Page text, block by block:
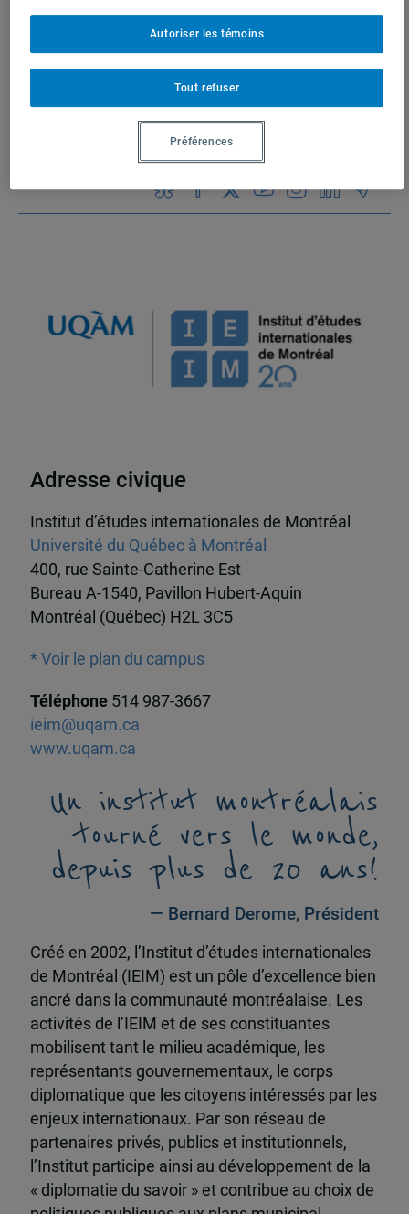
1 résultat
Partenaires
Institut d’études
internationales de Montréal
(IEIM)
Adresse civique
Institut d’études internationales de Montréal
Université du Québec à Montréal
400, rue Sainte-Catherine Est
Bureau A-1540, Pavillon Hubert-Aquin
Montréal (Québec) H2L 3C5
* Voir le plan du campus
Téléphone 514 987-3667
ieim@uqam.ca
www.uqam.ca
Un institut montréalais
tourné vers le monde,
depuis plus de 20 ans!
— Bernard Derome, Président
Créé en 2002, l’Institut d’études internationales
de Montréal (IEIM) est un pôle d’excellence bien
ancré dans la communauté montréalaise. Les
activités de l’IEIM et de ses constituantes
mobilisent tant le milieu académique, les
représentants gouvernementaux, le corps
diplomatique que les citoyens intéressés par les
enjeux internationaux. Par son réseau de
partenaires privés, publics et institutionnels,
l’Institut participe ainsi au développement de la
« diplomatie du savoir » et contribue au choix de
Tout refuser
Autoriser les témoins
Préférences